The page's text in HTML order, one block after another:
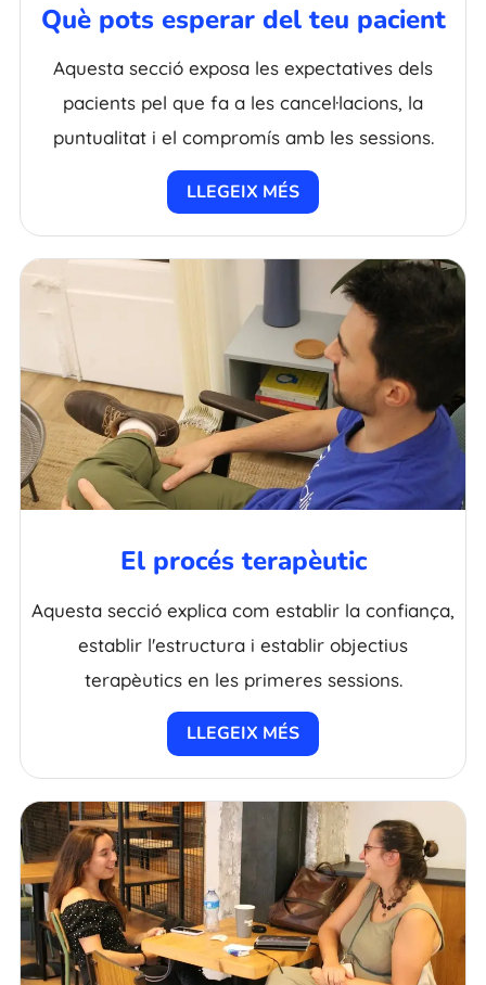
Què pots esperar del teu pacient
Aquesta secció exposa les expectatives dels
pacients pel que fa a les cancel·lacions, la
puntualitat i el compromís amb les sessions.
LLEGEIX MÉS
El procés terapèutic
Aquesta secció explica com establir la confiança,
establir l'estructura i establir objectius
terapèutics en les primeres sessions.
LLEGEIX MÉS